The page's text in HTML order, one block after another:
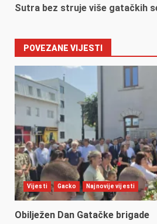
Sutra bez struje više gatačkih
POVEZANE VIJESTI
Vijesti Gacko Najnovije vijesti
Obilježen Dan Gatačke brigade